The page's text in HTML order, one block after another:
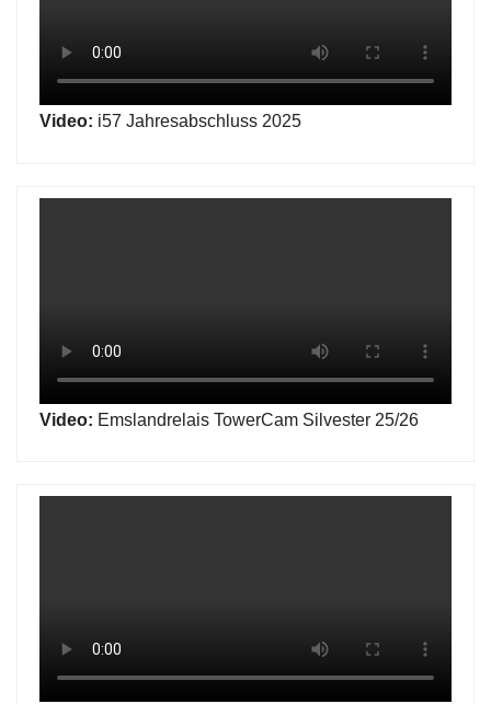
Video: i57 Jahresabschluss 2025
Video: Emslandrelais TowerCam Silvester 25/26